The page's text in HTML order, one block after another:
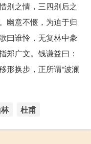
别之情，三四别后之
幽意不惬，为迫于归
曰谁怜，无复林中豪
郑广文。钱谦益曰：
形换步，正所谓“波澜
杜甫